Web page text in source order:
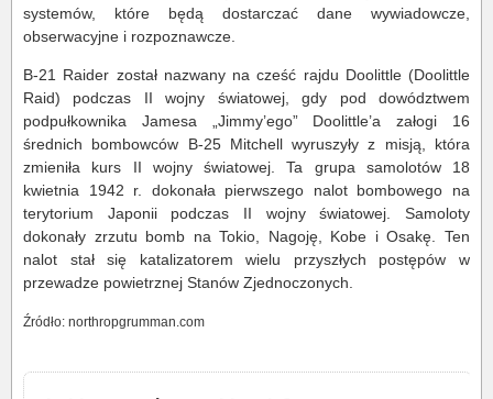
systemów, które będą dostarczać dane wywiadowcze,
obserwacyjne i rozpoznawcze.
B-21 Raider został nazwany na cześć rajdu Doolittle (Doolittle
Raid) podczas II wojny światowej, gdy pod dowództwem
podpułkownika Jamesa „Jimmy’ego” Doolittle’a załogi 16
średnich bombowców B-25 Mitchell wyruszyły z misją, która
zmieniła kurs II wojny światowej. Ta grupa samolotów 18
kwietnia 1942 r. dokonała pierwszego nalot bombowego na
terytorium Japonii podczas II wojny światowej. Samoloty
dokonały zrzutu bomb na Tokio, Nagoję, Kobe i Osakę. Ten
nalot stał się katalizatorem wielu przyszłych postępów w
przewadze powietrznej Stanów Zjednoczonych.
Źródło: northropgrumman.com